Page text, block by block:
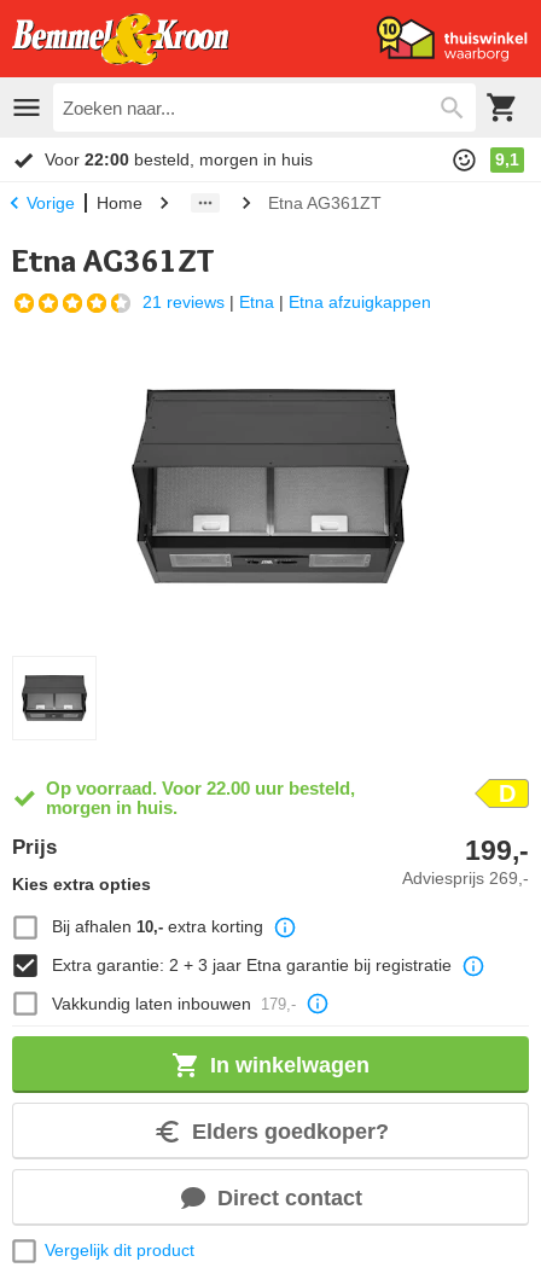
Voor 22:00 besteld, morgen in huis 9,1
Vorige Home Etna AG361ZT
Etna AG361ZT
21 reviews | Etna | Etna afzuigkappen
Op voorraad. Voor 22.00 uur besteld,
morgen in huis.
D
Prijs
Adviesprijs 269,-
199,-
Kies extra opties
Bij afhalen 10,-extra korting
Extra garantie: 2 + 3 jaar Etna garantie bij registratie
Vakkundig laten inbouwen
179,-
In winkelwagen
Elders goedkoper?
Direct contact
Vergelijk dit product